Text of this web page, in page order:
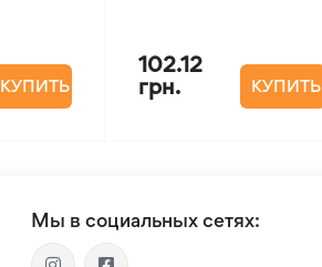
КУПИТЬ
102.12
грн.
КУПИТЬ
Мы в социальных сетях: